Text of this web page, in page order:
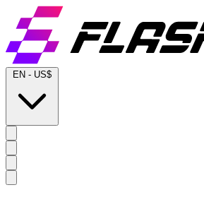
EN - US$